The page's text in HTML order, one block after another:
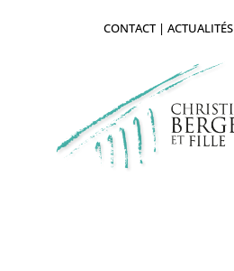
CONTACT| ACTUALITÉS